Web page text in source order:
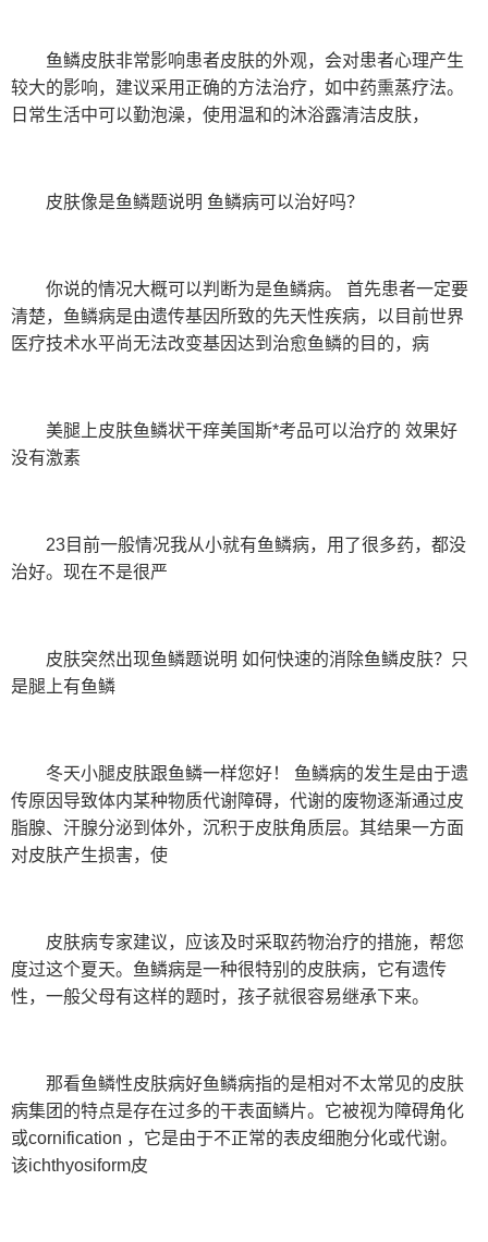
鱼鳞皮肤非常影响患者皮肤的外观，会对患者心理产生
较大的影响，建议采用正确的方法治疗，如中药熏蒸疗法。
日常生活中可以勤泡澡，使用温和的沐浴露清洁皮肤，
皮肤像是鱼鳞题说明 鱼鳞病可以治好吗？
你说的情况大概可以判断为是鱼鳞病。 首先患者一定要
清楚，鱼鳞病是由遗传基因所致的先天性疾病，以目前世界
医疗技术水平尚无法改变基因达到治愈鱼鳞的目的，病
美腿上皮肤鱼鳞状干痒美国斯*考品可以治疗的 效果好
没有激素
23目前一般情况我从小就有鱼鳞病，用了很多药，都没
治好。现在不是很严
皮肤突然出现鱼鳞题说明 如何快速的消除鱼鳞皮肤？只
是腿上有鱼鳞
冬天小腿皮肤跟鱼鳞一样您好！ 鱼鳞病的发生是由于遗
传原因导致体内某种物质代谢障碍，代谢的废物逐渐通过皮
脂腺、汗腺分泌到体外，沉积于皮肤角质层。其结果一方面
对皮肤产生损害，使
皮肤病专家建议，应该及时采取药物治疗的措施，帮您
度过这个夏天。鱼鳞病是一种很特别的皮肤病，它有遗传
性，一般父母有这样的题时，孩子就很容易继承下来。
那看鱼鳞性皮肤病好鱼鳞病指的是相对不太常见的皮肤
病集团的特点是存在过多的干表面鳞片。它被视为障碍角化
或cornification ，它是由于不正常的表皮细胞分化或代谢。
该ichthyosiform皮